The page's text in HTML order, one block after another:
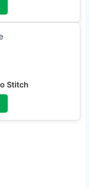
Stitch